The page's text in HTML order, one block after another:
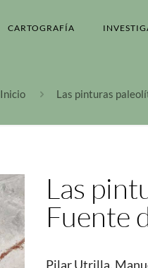
CARTOGRAFÍA
Inicio Las pinturas
Las
Fuente
Pilar Utrilla,